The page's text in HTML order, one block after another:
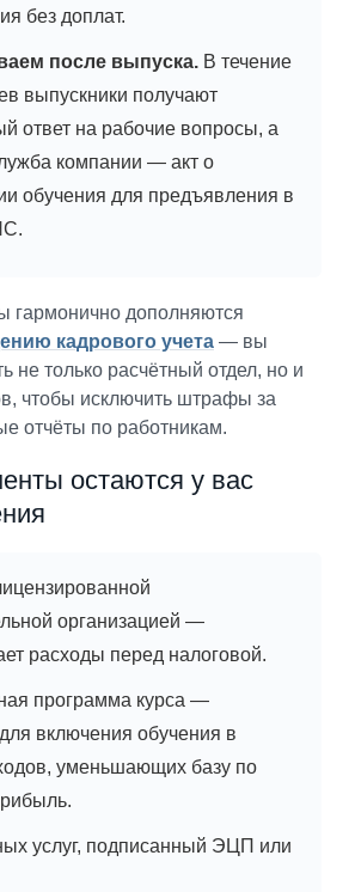
без доплат.
после выпуска. В течение
выпускники получают
ответ на рабочие вопросы, а
компании — акт о
обучения для предъявления в
гармонично дополняются
кадрового учета — вы
не только расчётный отдел, но и
чтобы исключить штрафы за
отчёты по работникам.
остаются у вас
организацией —
расходы перед налоговой.
программа курса —
включения обучения в
уменьшающих базу по
услуг, подписанный ЭЦП или